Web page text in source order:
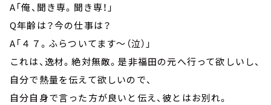
A「俺、聞き専。聞き専！」
Q年齢は？今の仕事は？
A「４７。ふらついてます～（泣）」
これは、逸材。絶対無敵。是非福田の元へ行って欲しいし、
自分で熱量を伝えて欲しいので、
自分自身で言った方が良いと伝え、彼とはお別れ。